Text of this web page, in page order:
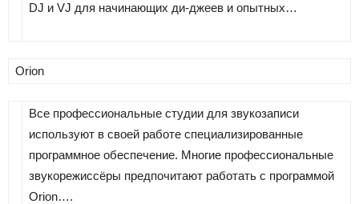
DJ и VJ для начинающих ди-джеев и опытных…
Orion
Все профессиональные студии для звукозаписи
используют в своей работе специализированные
программное обеспечение. Многие профессиональные
звукорежиссёры предпочитают работать с программой
Orion….